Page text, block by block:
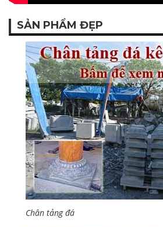
SẢN PHẨM ĐẸP
Chân tảng đá